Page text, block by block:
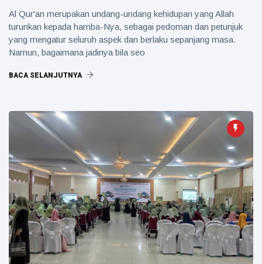
Al Qur'an merupakan undang-undang kehidupan yang Allah
turunkan kepada hamba-Nya, sebagai pedoman dan petunjuk
yang mengatur seluruh aspek dan berlaku sepanjang masa.
Namun, bagaimana jadinya bila seo
BACA SELANJUTNYA